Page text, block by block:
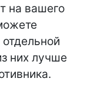
на вашего
них лучше